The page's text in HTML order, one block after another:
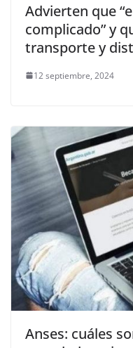
Advierten que
complicado” y
transporte y
12 septiembre, 2024
Anses: cuáles